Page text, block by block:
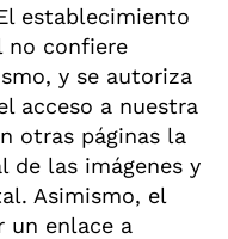
establecimiento
no confiere
y se autoriza
acceso a nuestra
otras páginas la
de las imágenes y
Asimismo, el
un enlace a